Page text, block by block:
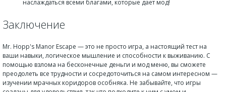
наслаждаться всеми благами, которые дает мод!
Заключение
Mr. Hopp's Manor Escape — это не просто игра, а настоящий тест на
ваши навыки, логическое мышление и способности к выживанию. С
помощью взлома на бесконечные деньги и мод меню, вы сможете
преодолеть все трудности и сосредоточиться на самом интересном —
изучении мрачных коридоров особняка. Не забывайте, что игры